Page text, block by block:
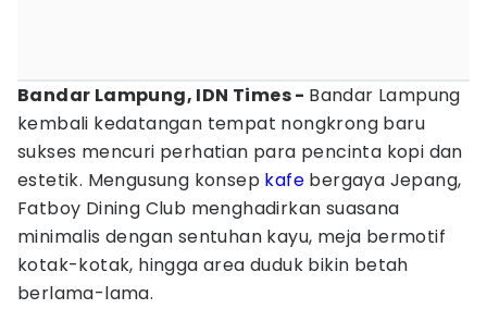
Bandar Lampung, IDN Times - Bandar Lampung
kembali kedatangan tempat nongkrong baru
sukses mencuri perhatian para pencinta kopi dan
estetik. Mengusung konsep kafe bergaya Jepang,
Fatboy Dining Club menghadirkan suasana
minimalis dengan sentuhan kayu, meja bermotif
kotak-kotak, hingga area duduk bikin betah
berlama-lama.